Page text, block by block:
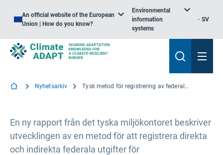
An official website of the European
Union | How do you know?
Environmental
information
systems
SV
Nyhetsarkiv Tysk metod för registrering av federala utgifter för klimatanpassning
En ny rapport från det tyska miljökontoret beskriver
utvecklingen av en metod för att registrera direkta
och indirekta federala utgifter för